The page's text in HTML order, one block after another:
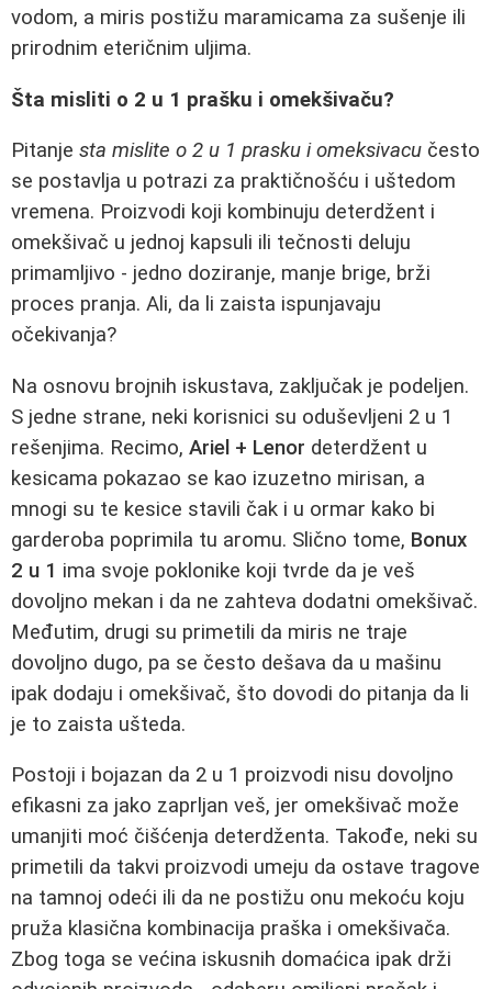
vodom, a miris postižu maramicama za sušenje ili
prirodnim eteričnim uljima.
Šta misliti o 2 u 1 prašku i omekšivaču?
Pitanje sta mislite o 2 u 1 prasku i omeksivacu često
se postavlja u potrazi za praktičnošću i uštedom
vremena. Proizvodi koji kombinuju deterdžent i
omekšivač u jednoj kapsuli ili tečnosti deluju
primamljivo - jedno doziranje, manje brige, brži
proces pranja. Ali, da li zaista ispunjavaju
očekivanja?
Na osnovu brojnih iskustava, zaključak je podeljen.
S jedne strane, neki korisnici su oduševljeni 2 u 1
rešenjima. Recimo, Ariel + Lenor deterdžent u
kesicama pokazao se kao izuzetno mirisan, a
mnogi su te kesice stavili čak i u ormar kako bi
garderoba poprimila tu aromu. Slično tome, Bonux
2 u 1 ima svoje poklonike koji tvrde da je veš
dovoljno mekan i da ne zahteva dodatni omekšivač.
Međutim, drugi su primetili da miris ne traje
dovoljno dugo, pa se često dešava da u mašinu
ipak dodaju i omekšivač, što dovodi do pitanja da li
je to zaista ušteda.
Postoji i bojazan da 2 u 1 proizvodi nisu dovoljno
efikasni za jako zaprljan veš, jer omekšivač može
umanjiti moć čišćenja deterdženta. Takođe, neki su
primetili da takvi proizvodi umeju da ostave tragove
na tamnoj odeći ili da ne postižu onu mekoću koju
pruža klasična kombinacija praška i omekšivača.
Zbog toga se većina iskusnih domaćica ipak drži